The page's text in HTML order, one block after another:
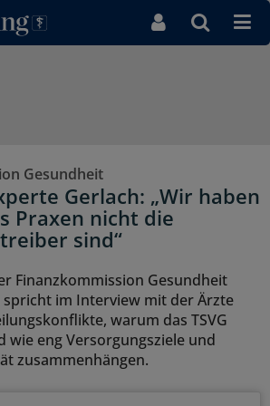
Gesundheit
Gerlach: „Wir haben
Praxen nicht die
sind“
Finanzkommission Gesundheit
spricht im Interview mit der Ärzte
warum das TSVG
wie eng Versorgungsziele und
zusammenhängen.